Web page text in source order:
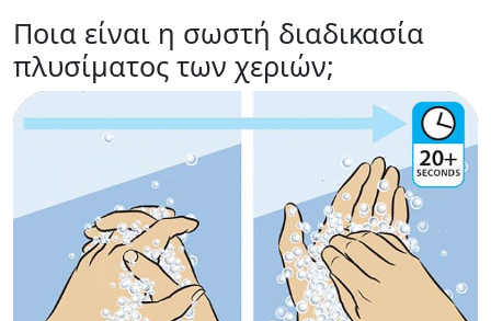
Ποια είναι η σωστή διαδικασία
πλυσίματος των χεριών;